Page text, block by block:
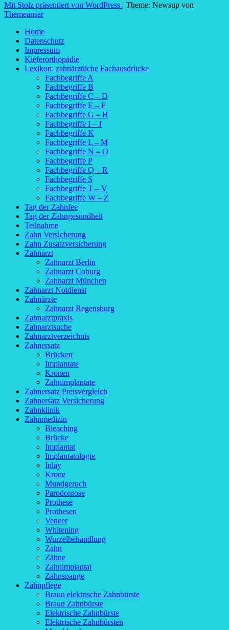
Mit Stolz präsentiert von WordPress | Theme: Newsup von
Themeansar
Home
Datenschutz
Impressum
Kieferorthopädie
Lexikon: zahnärztliche Fachausdrücke
Fachbegriffe A
Fachbegriffe B
Fachbegriffe C – D
Fachbegriffe E – F
Fachbegriffe G – H
Fachbegriffe I – J
Fachbegriffe K
Fachbegriffe L – M
Fachbegriffe N – O
Fachbegriffe P
Fachbegriffe Q – R
Fachbegriffe S
Fachbegriffe T – V
Fachbegriffe W – Z
Tag der Zahnfee
Tag der Zahngesundheit
Teilnahme
Zahn Versicherung
Zahn Zusatzversicherung
Zahnarzt
Zahnarzt Berlin
Zahnarzt Coburg
Zahnarzt München
Zahnarzt Notdienst
Zahnärzte
Zahnarzt Regensburg
Zahnarztpraxis
Zahnarztsuche
Zahnarztverzeichnis
Zahnersatz
Brücken
Implantate
Kronen
Zahnimplantate
Zahnersatz Preisvergleich
Zahnersatz Versicherung
Zahnklinik
Zahnmedizin
Bleaching
Brücke
Implantat
Implantatologie
Inlay
Krone
Mundgeruch
Parodontose
Prothese
Prothesen
Veneer
Whitening
Wurzelbehandlung
Zahn
Zähne
Zahnimplantat
Zahnspange
Zahnpflege
Braun elektrische Zahnbürste
Braun Zahnbürste
Elektrische Zahnbürste
Elektrische Zahnbürsten